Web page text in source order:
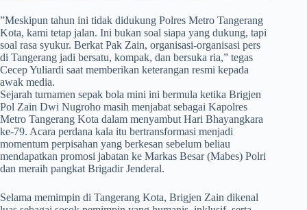
​”Meskipun tahun ini tidak didukung Polres Metro Tangerang
Kota, kami tetap jalan. Ini bukan soal siapa yang dukung, tapi
soal rasa syukur. Berkat Pak Zain, organisasi-organisasi pers
di Tangerang jadi bersatu, kompak, dan bersuka ria,” tegas
Cecep Yuliardi saat memberikan keterangan resmi kepada
awak media.
Sejarah turnamen sepak bola mini ini bermula ketika Brigjen
Pol Zain Dwi Nugroho masih menjabat sebagai Kapolres
Metro Tangerang Kota dalam menyambut Hari Bhayangkara
ke-79. Acara perdana kala itu bertransformasi menjadi
momentum perpisahan yang berkesan sebelum beliau
mendapatkan promosi jabatan ke Markas Besar (Mabes) Polri
dan meraih pangkat Brigadir Jenderal.
​Selama memimpin di Tangerang Kota, Brigjen Zain dikenal